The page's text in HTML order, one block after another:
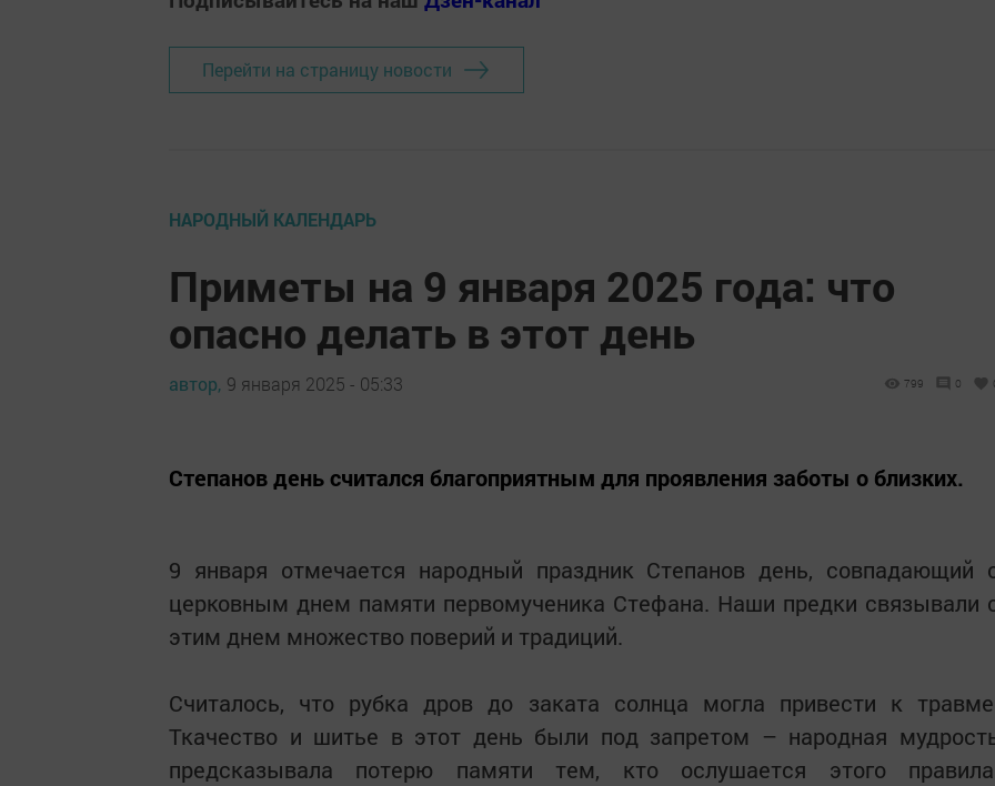
Перейти на страницу новости
НАРОДНЫЙ КАЛЕНДАРЬ
Приметы на 9 января 2025 года: что
опасно делать в этот день
автор, 9 января 2025 - 05:33 799 0
Степанов день считался благоприятным для проявления заботы о близких.
9 января отмечается народный праздник Степанов день, совпадающий
церковным днем памяти первомученика Стефана. Наши предки связывали
этим днем множество поверий и традиций.
Считалось, что рубка дров до заката солнца могла привести к
Ткачество и шитье в этот день были под запретом – народная
предсказывала потерю памяти тем, кто ослушается этого